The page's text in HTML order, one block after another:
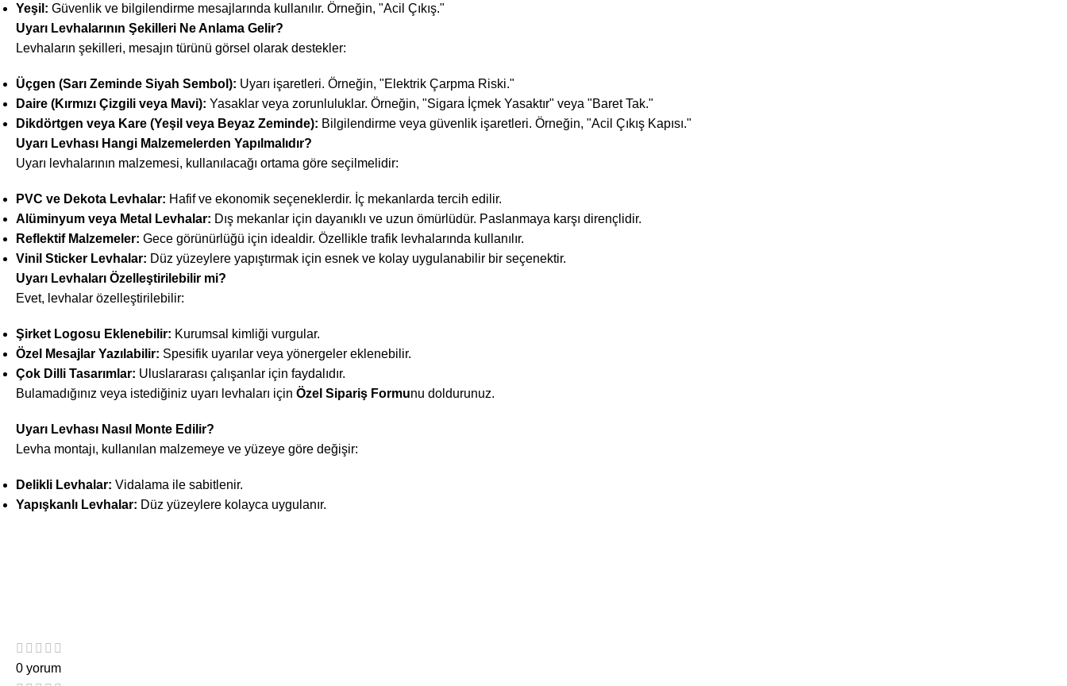
Yeşil: Güvenlik ve bilgilendirme mesajlarında kullanılır. Örneğin, "Acil Çıkış."
Uyarı Levhalarının Şekilleri Ne Anlama Gelir?
Levhaların şekilleri, mesajın türünü görsel olarak destekler:
Üçgen (Sarı Zeminde Siyah Sembol): Uyarı işaretleri. Örneğin, "Elektrik Çarpma Riski."
Daire (Kırmızı Çizgili veya Mavi): Yasaklar veya zorunluluklar. Örneğin, "Sigara İçmek Yasaktır" veya "Baret Tak."
Dikdörtgen veya Kare (Yeşil veya Beyaz Zeminde): Bilgilendirme veya güvenlik işaretleri. Örneğin, "Acil Çıkış Kapısı."
Uyarı Levhası Hangi Malzemelerden Yapılmalıdır?
Uyarı levhalarının malzemesi, kullanılacağı ortama göre seçilmelidir:
PVC ve Dekota Levhalar: Hafif ve ekonomik seçeneklerdir. İç mekanlarda tercih edilir.
Alüminyum veya Metal Levhalar: Dış mekanlar için dayanıklı ve uzun ömürlüdür. Paslanmaya karşı dirençlidir.
Reflektif Malzemeler: Gece görünürlüğü için idealdir. Özellikle trafik levhalarında kullanılır.
Vinil Sticker Levhalar: Düz yüzeylere yapıştırmak için esnek ve kolay uygulanabilir bir seçenektir.
Uyarı Levhaları Özelleştirilebilir mi?
Evet, levhalar özelleştirilebilir:
Şirket Logosu Eklenebilir: Kurumsal kimliği vurgular.
Özel Mesajlar Yazılabilir: Spesifik uyarılar veya yönergeler eklenebilir.
Çok Dilli Tasarımlar: Uluslararası çalışanlar için faydalıdır.
Bulamadığınız veya istediğiniz uyarı levhaları için Özel Sipariş Formunu doldurunuz.
Uyarı Levhası Nasıl Monte Edilir?
Levha montajı, kullanılan malzemeye ve yüzeye göre değişir:
Delikli Levhalar: Vidalama ile sabitlenir.
Yapışkanlı Levhalar: Düz yüzeylere kolayca uygulanır.
0 yorum